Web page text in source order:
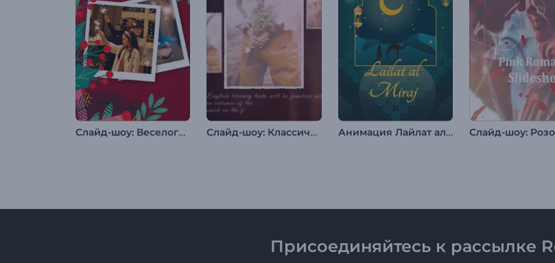
Слайд-шоу: Веселого Рождества Слайд-шоу: Классический винтаж Анимация Лайлат аль Мирадж
Присоединяйтесь к рассылке